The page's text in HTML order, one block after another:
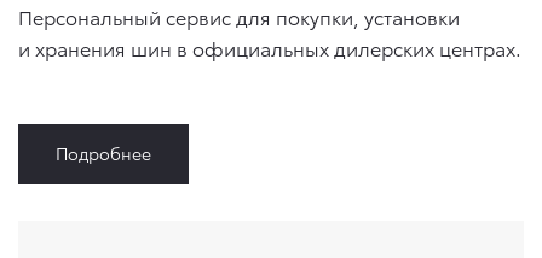
Персональный сервис для покупки, установки
и хранения шин в официальных дилерских центрах.
Подробнее